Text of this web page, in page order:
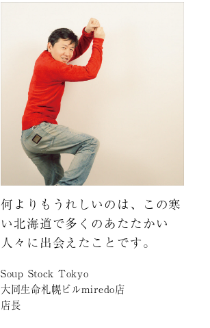
何よりもうれしいのは、この寒
い北海道で多くのあたたかい
人々に出会えたことです。
Soup Stock Tokyo
大同生命札幌ビルmiredo店
店長